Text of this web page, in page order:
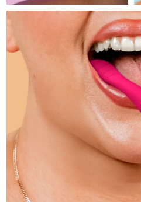
PEACH™ 2
Travel-friendly
PEACH™
Cooling IPL hair
Firming body
ESPADA™ 2
Acne
ESPADA™
Concentrated
ESPADA™
All acne
IRIS™ 2
Rejuvenating
眼部護膚
Advanced eye
眼部護理設備
All revitalizing
毛孔護理
KIWI™
Diamond
KIWI™
Blackhead
KIWI™ 皮肤
Advanced pore
LUNA™ 4
2-in-1 LED
FLIP™ play
LED light
LUNA™
Serum
For healthy hair
issa™
Dual LED +
issa™
更多的
護膚品
中國香港特別行政區
冰島
曼島
以色列
義大利